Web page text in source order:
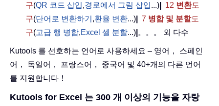
구(QR 코드 삽입,경로에서 그림 삽입...) 12 변환도
구(단어로 변환하기 ,환율 변환...) 7 병합 및 분할도
구(고급 행 병합,Excel 셀 분할...) 。。。 외 다수
Kutools 를 선호하는 언어로 사용하세요 – 영어， 스페인
어， 독일어， 프랑스어， 중국어 및 40+개의 다른 언어
를 지원합니다！
Kutools for Excel 는 300 개 이상의 기능을 자랑